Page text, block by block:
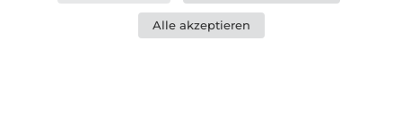
Alle akzeptieren